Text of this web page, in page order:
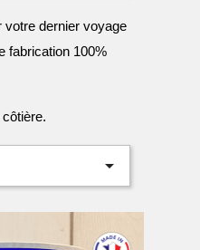
dernier voyage
fabrication 100%

rapide